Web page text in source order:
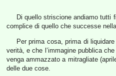
Di quello striscione andiamo tutti
complice di quello che successe
Per prima cosa, prima di
verità, e che l’immagine pubblica
venga ammazzato a mitragliate
delle due cose.